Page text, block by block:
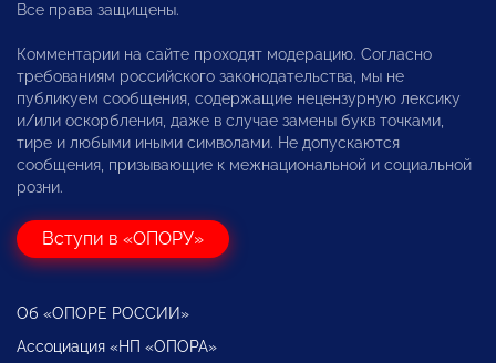
Все права защищены.
Комментарии на сайте проходят модерацию. Согласно
требованиям российского законодательства, мы не
публикуем сообщения, содержащие нецензурную лексику
и/или оскорбления, даже в случае замены букв точками,
тире и любыми иными символами. Не допускаются
сообщения, призывающие к межнациональной и социальной
розни.
Вступи в «ОПОРУ»
Об «ОПОРЕ РОССИИ»
Ассоциация «НП «ОПОРА»